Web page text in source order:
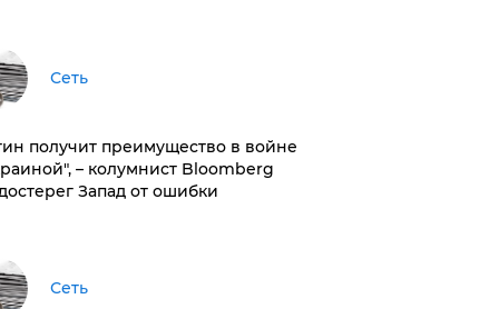
Сеть
получит преимущество в войне
– колумнист Bloomberg
Запад от ошибки
Сеть